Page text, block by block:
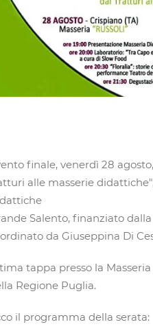
finale, venerdì 28
alle masserie
Salento, finanziato
da Giuseppina Di
tappa presso la
Regione Puglia.
il programma della serata: